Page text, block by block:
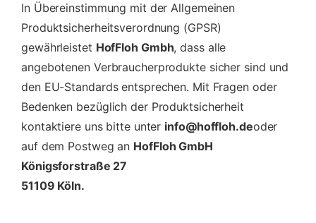
In Übereinstimmung mit der Allgemeinen
Produktsicherheitsverordnung (GPSR)
gewährleistet HofFloh Gmbh, dass alle
angebotenen Verbraucherprodukte sicher sind und
den EU-Standards entsprechen. Mit Fragen oder
Bedenken bezüglich der Produktsicherheit
kontaktiere uns bitte unter info@hoffloh.deoder
auf dem Postweg an HofFloh GmbH
Königsforstraße 27
51109 Köln.